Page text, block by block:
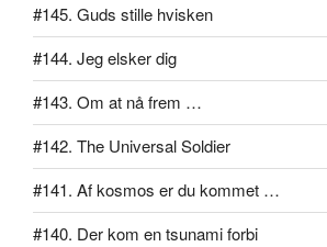
#145. Guds stille hvisken
#144. Jeg elsker dig
#143. Om at nå frem …
#142. The Universal Soldier
#141. Af kosmos er du kommet …
#140. Der kom en tsunami forbi